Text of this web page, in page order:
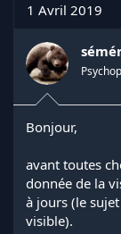
a
t
e
u
d
l
d
i
s
e
é
1 Avril 2019
Bonjour,
avant toutes
donnée de la
à jours (le
visible).